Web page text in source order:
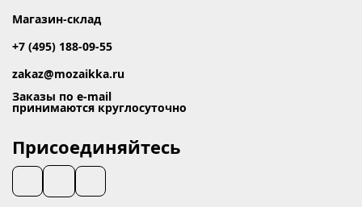
Магазин-склад
+7 (495) 188-09-55
zakaz@mozaikka.ru
Заказы по e-mail
принимаются круглосуточно
Присоединяйтесь